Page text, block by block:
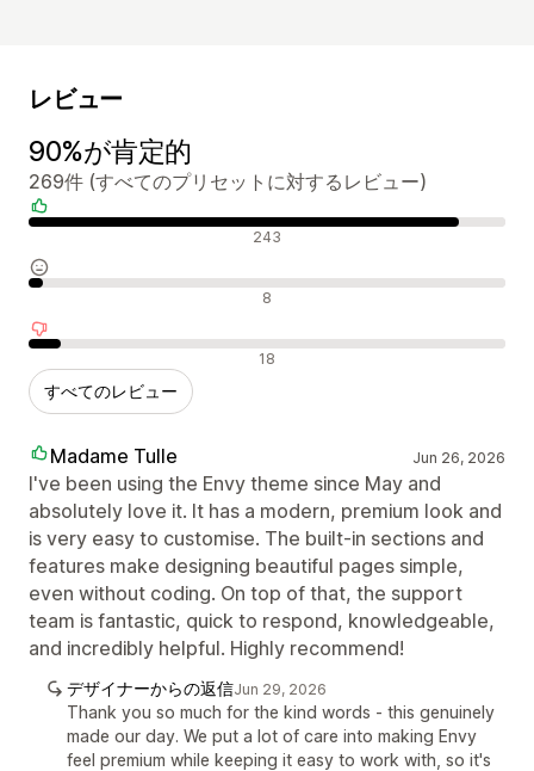
レビュー
90%が肯定的
269件 (すべてのプリセットに対するレビュー)
肯定的なレビュー 243
中間的なレビュー 8
否定的なレビュー 18
すべてのレビュー
Madame Tulle Jun 26, 2026
I've been using the Envy theme since May and
absolutely love it. It has a modern, premium look and
is very easy to customise. The built-in sections and
features make designing beautiful pages simple,
even without coding. On top of that, the support
team is fantastic, quick to respond, knowledgeable,
and incredibly helpful. Highly recommend!
デザイナーからの返信Jun 29, 2026
Thank you so much for the kind words - this genuinely
made our day. We put a lot of care into making Envy
feel premium while keeping it easy to work with, so it's